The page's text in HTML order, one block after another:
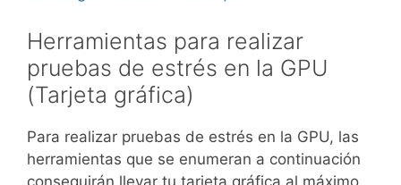
Herramientas para realizar
pruebas de estrés en la GPU
(Tarjeta gráfica)
Para realizar pruebas de estrés en la GPU, las
herramientas que se enumeran a continuación
conseguirán llevar tu tarjeta gráfica al máximo,